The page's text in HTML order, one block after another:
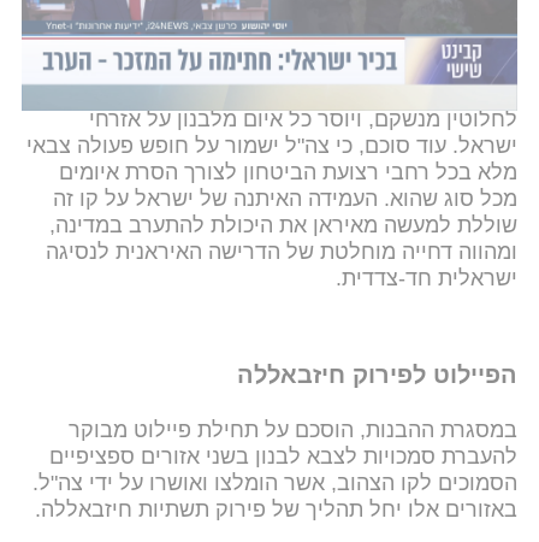
על פי עיקרי ההסכם, ישראל תמשיך להחזיק ולשמור על
רצועת הביטחון שלה בגבולות "הקו הצהוב" בתוך שטח
לבנון. הנוכחות הישראלית והשליטה בשטח יימשכו עד
ליום שבו חיזבאללה ויתר ארגוני הטרור במדינה יפורקו
לחלוטין מנשקם, ויוסר כל איום מלבנון על אזרחי
ישראל. עוד סוכם, כי צה"ל ישמור על חופש פעולה צבאי
מלא בכל רחבי רצועת הביטחון לצורך הסרת איומים
מכל סוג שהוא. העמידה האיתנה של ישראל על קו זה
שוללת למעשה מאיראן את היכולת להתערב במדינה,
ומהווה דחייה מוחלטת של הדרישה האיראנית לנסיגה
ישראלית חד-צדדית.
הפיילוט לפירוק חיזבאללה
במסגרת ההבנות, הוסכם על תחילת פיילוט מבוקר
להעברת סמכויות לצבא לבנון בשני אזורים ספציפיים
הסמוכים לקו הצהוב, אשר הומלצו ואושרו על ידי צה"ל.
באזורים אלו יחל תהליך של פירוק תשתיות חיזבאללה.